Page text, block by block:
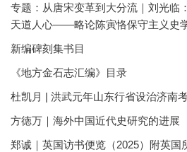
专题：从唐宋变革到大分流｜刘光临
天道人心——略论陈寅恪保守主义史
新编碑刻集书目
《地方金石志汇编》目录
杜凯月 | 洪武元年山东行省设治济南
方徳万｜海外中国近代史研究的进展
郑诚｜英国访书便览（2025）附英国